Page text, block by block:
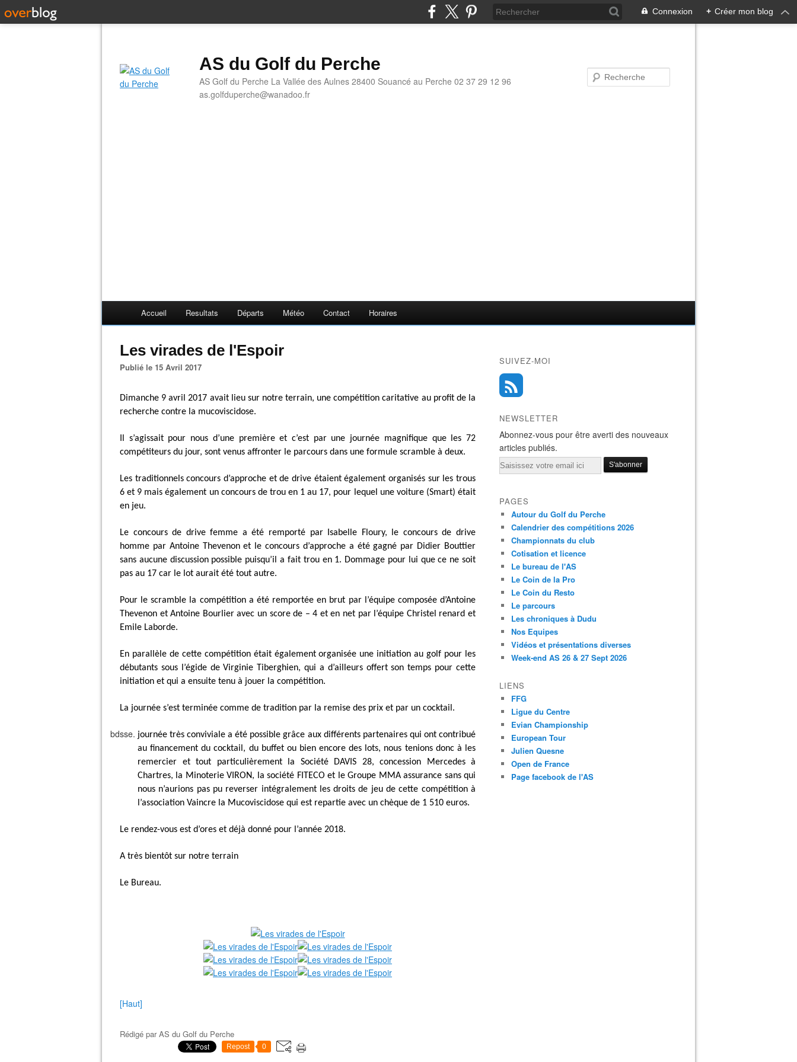
Connexion + Créer mon blog
AS du Golf du Perche
AS Golf du Perche La Vallée des Aulnes 28400 Souancé au Perche 02 37 29 12 96
as.golfduperche@wanadoo.fr
Accueil Resultats Départs Météo Contact Horaires
Les virades de l'Espoir
Publié le 15 Avril 2017
Dimanche 9 avril 2017 avait lieu sur notre terrain, une compétition caritative au profit de la
recherche contre la mucoviscidose.
Il s’agissait pour nous d’une première et c’est par une journée magnifique que les 72
compétiteurs du jour, sont venus affronter le parcours dans une formule scramble à deux.
Les traditionnels concours d’approche et de drive étaient également organisés sur les trous
6 et 9 mais également un concours de trou en 1 au 17, pour lequel une voiture (Smart) était
en jeu.
Le concours de drive femme a été remporté par Isabelle Floury, le concours de drive
homme par Antoine Thevenon et le concours d’approche a été gagné par Didier Bouttier
sans aucune discussion possible puisqu’il a fait trou en 1. Dommage pour lui que ce ne soit
pas au 17 car le lot aurait été tout autre.
Pour le scramble la compétition a été remportée en brut par l’équipe composée d’Antoine
Thevenon et Antoine Bourlier avec un score de – 4 et en net par l’équipe Christel renard et
Emile Laborde.
En parallèle de cette compétition était également organisée une initiation au golf pour les
débutants sous l’égide de Virginie Tiberghien, qui a d’ailleurs offert son temps pour cette
initiation et qui a ensuite tenu à jouer la compétition.
La journée s’est terminée comme de tradition par la remise des prix et par un cocktail.
journée très conviviale a été possible grâce aux différents partenaires qui ont contribué
au financement du cocktail, du buffet ou bien encore des lots, nous tenions donc à les
remercier et tout particulièrement la Société DAVIS 28, concession Mercedes à
Chartres, la Minoterie VIRON, la société FITECO et le Groupe MMA assurance sans qui
nous n’aurions pas pu reverser intégralement les droits de jeu de cette compétition à
l’association Vaincre la Mucoviscidose qui est repartie avec un chèque de 1 510 euros.
Le rendez-vous est d’ores et déjà donné pour l’année 2018.
A très bientôt sur notre terrain
Le Bureau.
[Haut]
Rédigé parAS du Golf du Perche
Repost 0
SUIVEZ-MOI
NEWSLETTER
Abonnez-vous pour être averti des nouveaux
articles publiés.
Email
PAGES
Autour du Golf du Perche
Calendrier des compétitions 2026
Championnats du club
Cotisation et licence
Le bureau de l'AS
Le Coin de la Pro
Le Coin du Resto
Le parcours
Les chroniques à Dudu
Nos Equipes
Vidéos et présentations diverses
Week-end AS 26 & 27 Sept 2026
LIENS
FFG
Ligue du Centre
Evian Championship
European Tour
Julien Quesne
Open de France
Page facebook de l'AS